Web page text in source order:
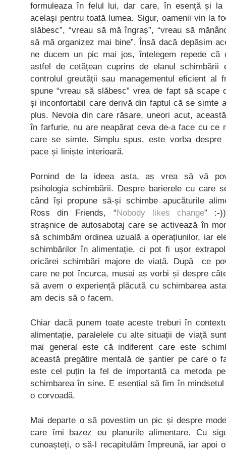
formuleaza în felul lui, dar care, în esență și la
același pentru toată lumea. Sigur, oamenii vin la
slăbesc”, “vreau să mă îngraș”, “vreau să
să mă organizez mai bine”. Însă dacă depășim
ne ducem un pic mai jos, înțelegem repede că
astfel de cetățean cuprins de elanul schimbării
controlul greutății sau managementul eficient al
spune “vreau să slăbesc” vrea de fapt să scape
și inconfortabil care derivă din faptul că se simte
plus. Nevoia din care răsare, uneori acut,
în farfurie, nu are neapărat ceva de-a face cu ce
care se simte. Simplu spus, este vorba despre
pace și liniște interioară.
Pornind de la ideea asta, aș vrea să vă
psihologia schimbării. Despre barierele cu care
când își propune să-și schimbe apucăturile
Ross din Friends, “Nobody likes change” :-
strașnice de autosabotaj care se activează în
să schimbăm ordinea uzuală a operațiunilor, iar
schimbărilor în alimentație, ci pot fi ușor
oricărei schimbări majore de viață. După ce
care ne pot încurca, musai aș vorbi și despre
să avem o experiență plăcută cu schimbarea
am decis să o facem.
Chiar dacă punem toate aceste treburi în
alimentație, paralelele cu alte situații de viață
mai general este că indiferent care este
această pregătire mentală de șantier pe care o
este cel puțin la fel de importantă ca metoda
schimbarea în sine. E esențial să fim în
o corvoadă.
Mai departe o să povestim un pic și despre
care îmi bazez eu planurile alimentare. Cu
cunoașteți, o să-l recapitulăm împreună, iar apoi